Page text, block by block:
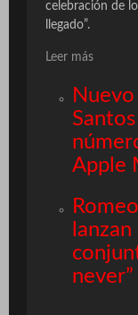
celebración de
llegado”.
Leer más
Apple
never”